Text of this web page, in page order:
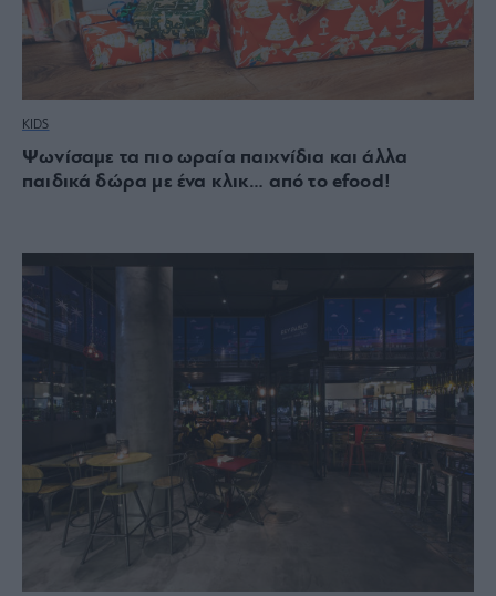
KIDS
Ψωνίσαμε τα πιο ωραία παιχνίδια και άλλα
παιδικά δώρα με ένα κλικ… από το efood!